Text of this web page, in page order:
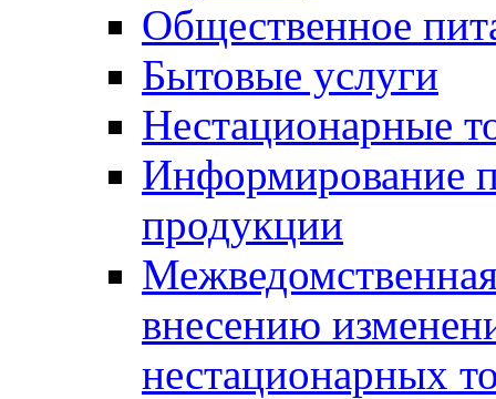
Общественное
Бытовые услуги
Нестационарные
Информирование
продукции
внесению
нестационарных